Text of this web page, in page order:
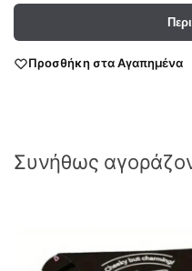
Προσθήκη στα Αγαπημένα
Συνήθως